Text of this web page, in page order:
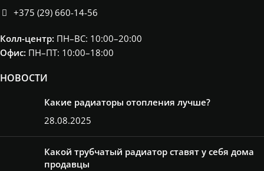
+375 (29) 660-14-56
Колл-центр: ПН–ВС: 10:00–20:00​
Офис: ПН–ПТ: 10:00–18:00
НОВОСТИ
Какие радиаторы отопления лучше?
28.08.2025
Какой трубчатый радиатор ставят у себя дома
продавцы